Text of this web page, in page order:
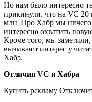
Но нам было интересно
прикинули, что на VC
млн. Про Хабр мы ничего
интересно охватить
Кроме того, мы заметили,
вызывают интерес у
Хабр.
Отличия VC и Хабра
Купить рекламу